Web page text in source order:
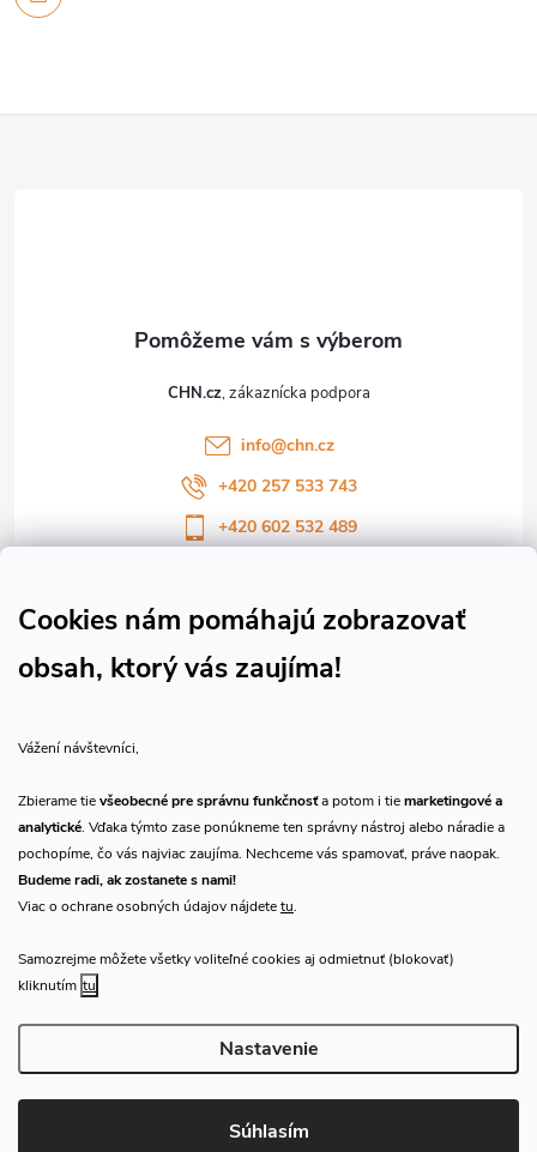
Cookies nám pomáhajú zobrazovať
obsah, ktorý vás zaujíma!
Vážení návštevníci,
Zbierame tievšeobecné pre správnu funkčnosťa potom i tiemarketingové a
analytické. Vďaka týmto zase ponúkneme ten správny nástroj alebo náradie a
pochopíme, čo vás najviac zaujíma. Nechceme vás spamovať, práve naopak.
Budeme radi, ak zostanete s nami!
Viac o ochrane osobných údajov nájdetetu.
Samozrejme môžete všetky voliteľné cookies aj odmietnuť (blokovať)
kliknutím tu
Nastavenie
Súhlasím
CHN.cz
info@chn.cz
+420 257 533 743
+420 602 532 489
Sledujte náš vlog CHN_CZ
Prijímame online platby
Copyright 2026CHN.cz. Všetky práva vyhradené.Upraviť nastavenie
cookies